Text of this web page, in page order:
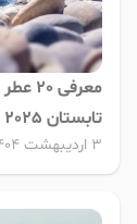
تابستان 2025
3 اردیبهشت 1404